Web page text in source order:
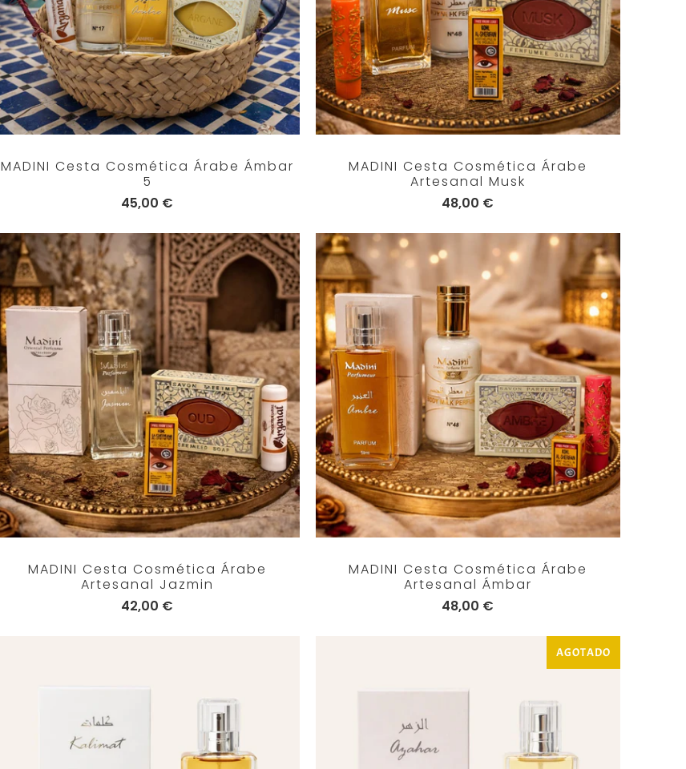
MADINI Cesta Cosmética Árabe Ámbar
5
45,00 €
MADINI Cesta Cosmética Árabe
Artesanal Musk
48,00 €
MADINI Cesta Cosmética Árabe
Artesanal Jazmin
42,00 €
MADINI Cesta Cosmética Árabe
Artesanal Ámbar
48,00 €
AGOTADO